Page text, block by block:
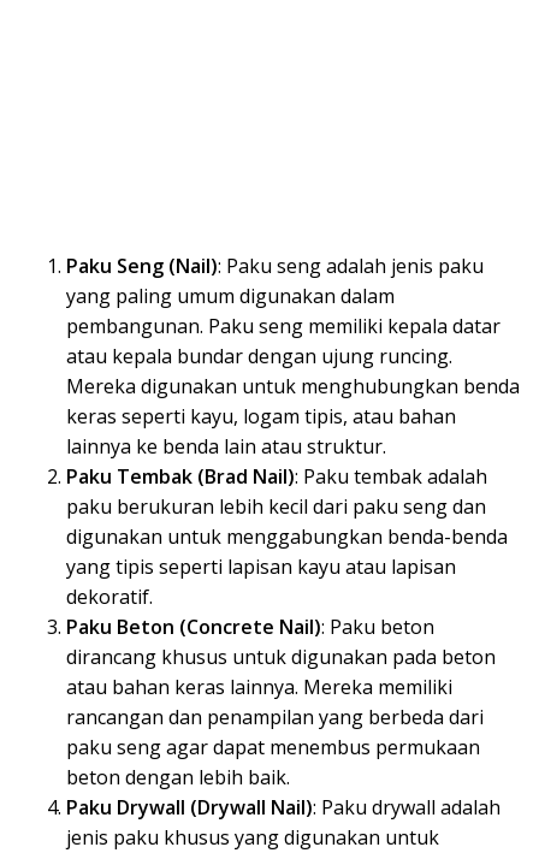
Paku Seng (Nail): Paku seng adalah jenis paku
yang paling umum digunakan dalam
pembangunan. Paku seng memiliki kepala datar
atau kepala bundar dengan ujung runcing.
Mereka digunakan untuk menghubungkan benda
keras seperti kayu, logam tipis, atau bahan
lainnya ke benda lain atau struktur.
Paku Tembak (Brad Nail): Paku tembak adalah
paku berukuran lebih kecil dari paku seng dan
digunakan untuk menggabungkan benda-benda
yang tipis seperti lapisan kayu atau lapisan
dekoratif.
Paku Beton (Concrete Nail): Paku beton
dirancang khusus untuk digunakan pada beton
atau bahan keras lainnya. Mereka memiliki
rancangan dan penampilan yang berbeda dari
paku seng agar dapat menembus permukaan
beton dengan lebih baik.
Paku Drywall (Drywall Nail): Paku drywall adalah
jenis paku khusus yang digunakan untuk